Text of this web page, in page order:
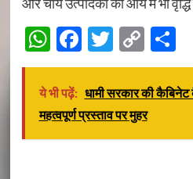
WhatsApp
Facebook
Twitter
Copy
Link
ये भी पढ़ें: धामी सरकार की
महत्वपूर्ण प्रस्ताव पर मुहर